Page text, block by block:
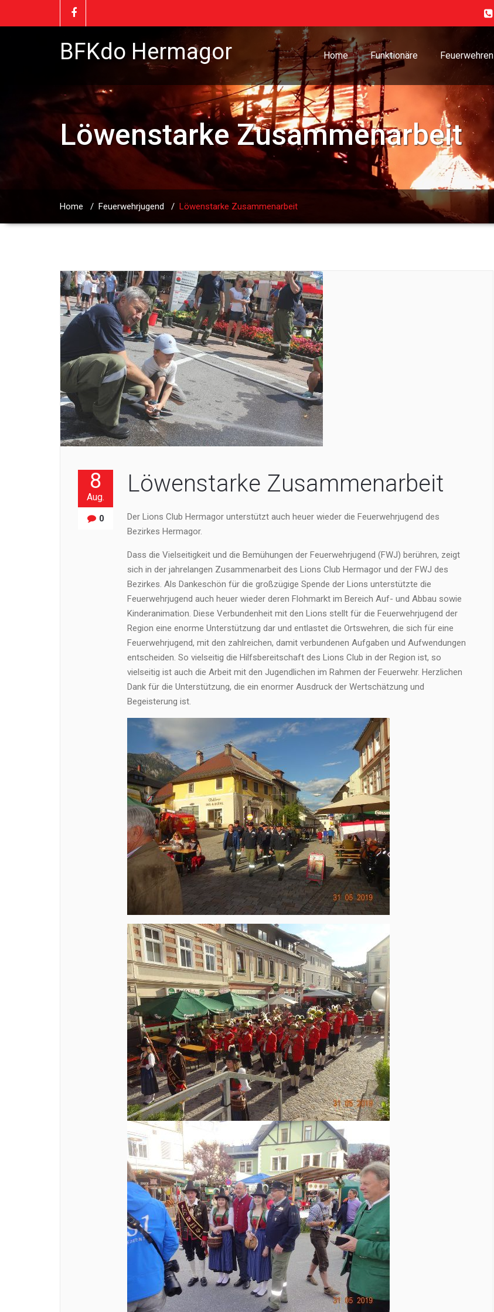
BFKdo Hermagor Home Funktionäre Feuerwehren
Löwenstarke Zusammenarbeit
Home / Feuerwehrjugend / Löwenstarke Zusammenarbeit
8
Aug.
0
Löwenstarke Zusammenarbeit
Der Lions Club Hermagor unterstützt auch heuer wieder die Feuerwehrjugend des
Bezirkes Hermagor.
Dass die Vielseitigkeit und die Bemühungen der Feuerwehrjugend (FWJ) berühren, zeigt
sich in der jahrelangen Zusammenarbeit des Lions Club Hermagor und der FWJ des
Bezirkes. Als Dankeschön für die großzügige Spende der Lions unterstützte die
Feuerwehrjugend auch heuer wieder deren Flohmarkt im Bereich Auf- und Abbau sowie
Kinderanimation. Diese Verbundenheit mit den Lions stellt für die Feuerwehrjugend der
Region eine enorme Unterstützung dar und entlastet die Ortswehren, die sich für eine
Feuerwehrjugend, mit den zahlreichen, damit verbundenen Aufgaben und Aufwendungen
entscheiden. So vielseitig die Hilfsbereitschaft des Lions Club in der Region ist, so
vielseitig ist auch die Arbeit mit den Jugendlichen im Rahmen der Feuerwehr. Herzlichen
Dank für die Unterstützung, die ein enormer Ausdruck der Wertschätzung und
Begeisterung ist.